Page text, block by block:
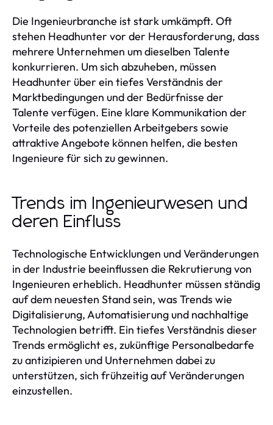
Die Ingenieurbranche ist stark umkämpft. Oft
stehen Headhunter vor der Herausforderung, dass
mehrere Unternehmen um dieselben Talente
konkurrieren. Um sich abzuheben, müssen
Headhunter über ein tiefes Verständnis der
Marktbedingungen und der Bedürfnisse der
Talente verfügen. Eine klare Kommunikation der
Vorteile des potenziellen Arbeitgebers sowie
attraktive Angebote können helfen, die besten
Ingenieure für sich zu gewinnen.
Trends im Ingenieurwesen und
deren Einfluss
Technologische Entwicklungen und Veränderungen
in der Industrie beeinflussen die Rekrutierung von
Ingenieuren erheblich. Headhunter müssen ständig
auf dem neuesten Stand sein, was Trends wie
Digitalisierung, Automatisierung und nachhaltige
Technologien betrifft. Ein tiefes Verständnis dieser
Trends ermöglicht es, zukünftige Personalbedarfe
zu antizipieren und Unternehmen dabei zu
unterstützen, sich frühzeitig auf Veränderungen
einzustellen.